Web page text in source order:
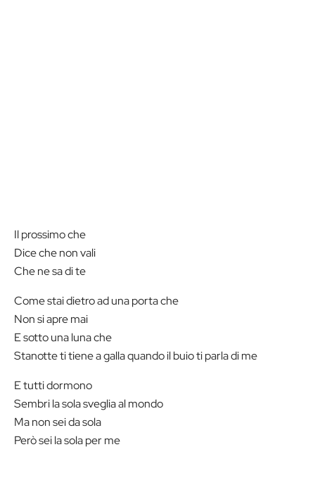
Il prossimo che
Dice che non vali
Che ne sa di te
Come stai dietro ad una porta che
Non si apre mai
E sotto una luna che
Stanotte ti tiene a galla quando il buio ti parla di me
E tutti dormono
Sembri la sola sveglia al mondo
Ma non sei da sola
Però sei la sola per me